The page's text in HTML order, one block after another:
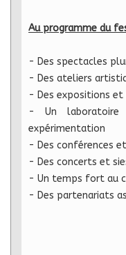
Au programme du
- Des spectacles
- Des ateliers
- Des expositions et
- Un
expérimentation
- Des conférences
- Des concerts et
- Un temps fort au
- Des partenariats